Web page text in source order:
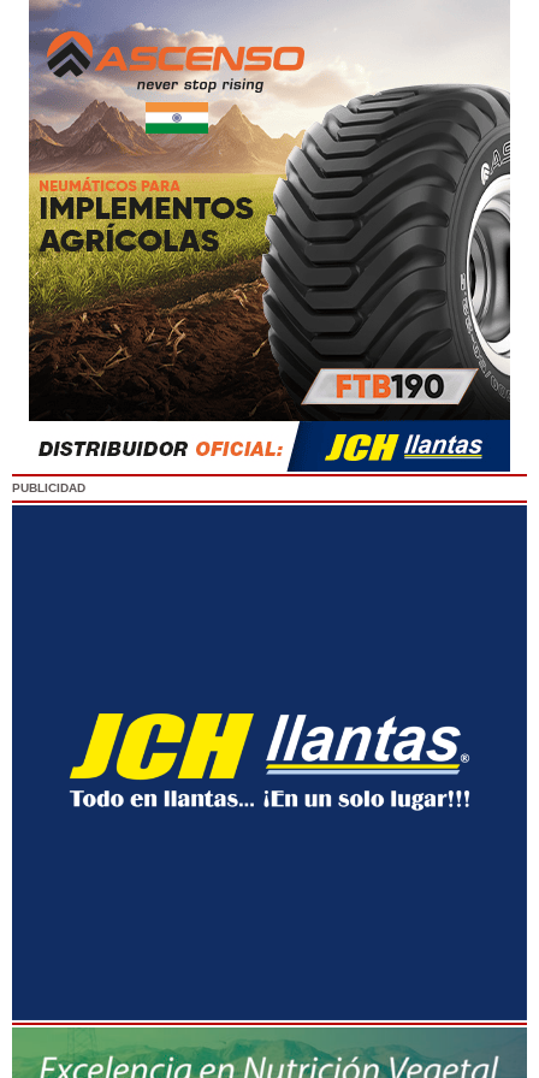
PUBLICIDAD